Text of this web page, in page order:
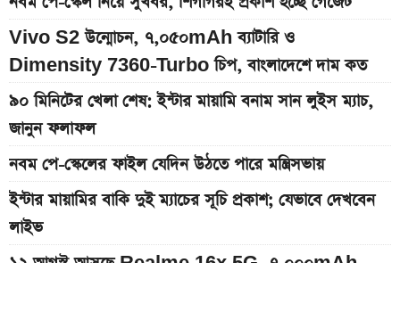
Vivo S2 উন্মোচন, ৭,০৫০mAh ব্যাটারি ও
Dimensity 7360-Turbo চিপ, বাংলাদেশে দাম কত
৯০ মিনিটের খেলা শেষ: ইন্টার মায়ামি বনাম সান লুইস ম্যাচ,
জানুন ফলাফল
নবম পে-স্কেলের ফাইল যেদিন উঠতে পারে মন্ত্রিসভায়
ইন্টার মায়ামির বাকি দুই ম্যাচের সূচি প্রকাশ; যেভাবে দেখবেন
লাইভ
১২ আগস্ট আসছে Realme 16x 5G, ৭,০০০mAh